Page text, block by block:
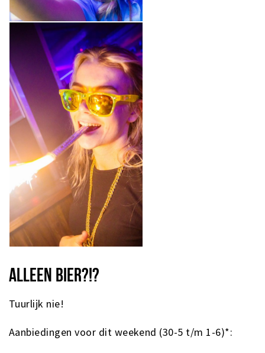
ALLEEN BIER?!?
Tuurlijk nie!
Aanbiedingen voor dit weekend (30-5 t/m 1-6)*: